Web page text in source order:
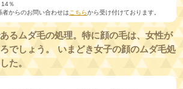
％
からのお問い合わせはこちらから受け付けております。
るムダ毛の処理。特に顔の毛は、女性が
でしょう。 いまどき女子の顔のムダ毛処
た。